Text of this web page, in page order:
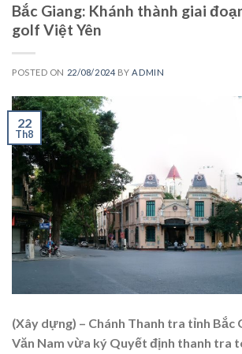
Bắc Giang: Khánh thành giai
golf Việt Yên
POSTED ON 22/08/2024 BYADMIN
22
Th8
(Xây dựng) – Chánh Thanh tra tỉnh Bắc
Văn Nam vừa ký Quyết định thanh tra